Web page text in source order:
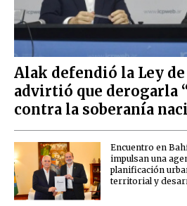
Alak defendió la Ley
advirtió que derogarla
contra la soberanía
Encuentro en
impulsan una
planificación
territorial y